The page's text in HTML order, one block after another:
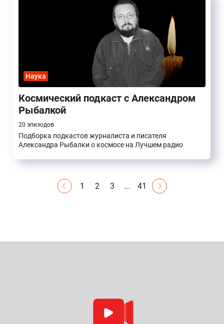
Наука
Космический подкаст с Александром
Рыбалкой
20 эпизодов
Подборка подкастов журналиста и писателя
Александра Рыбалки о космосе на Лучшем радио
1 2 3 ... 41